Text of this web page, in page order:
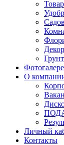
О
Личный
Контакты